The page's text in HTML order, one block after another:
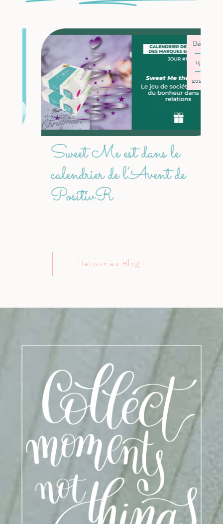
Déc
14
2021
Sweet Me est dans le
calendrier de l’Avent de
PositivR
Retour au Blog !